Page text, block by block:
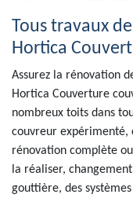
Tous travaux
Hortica
Assurez la rénovation
Hortica Couverture
nombreux toits dans
couvreur expérimenté,
rénovation complète
la réaliser,
gouttière, des